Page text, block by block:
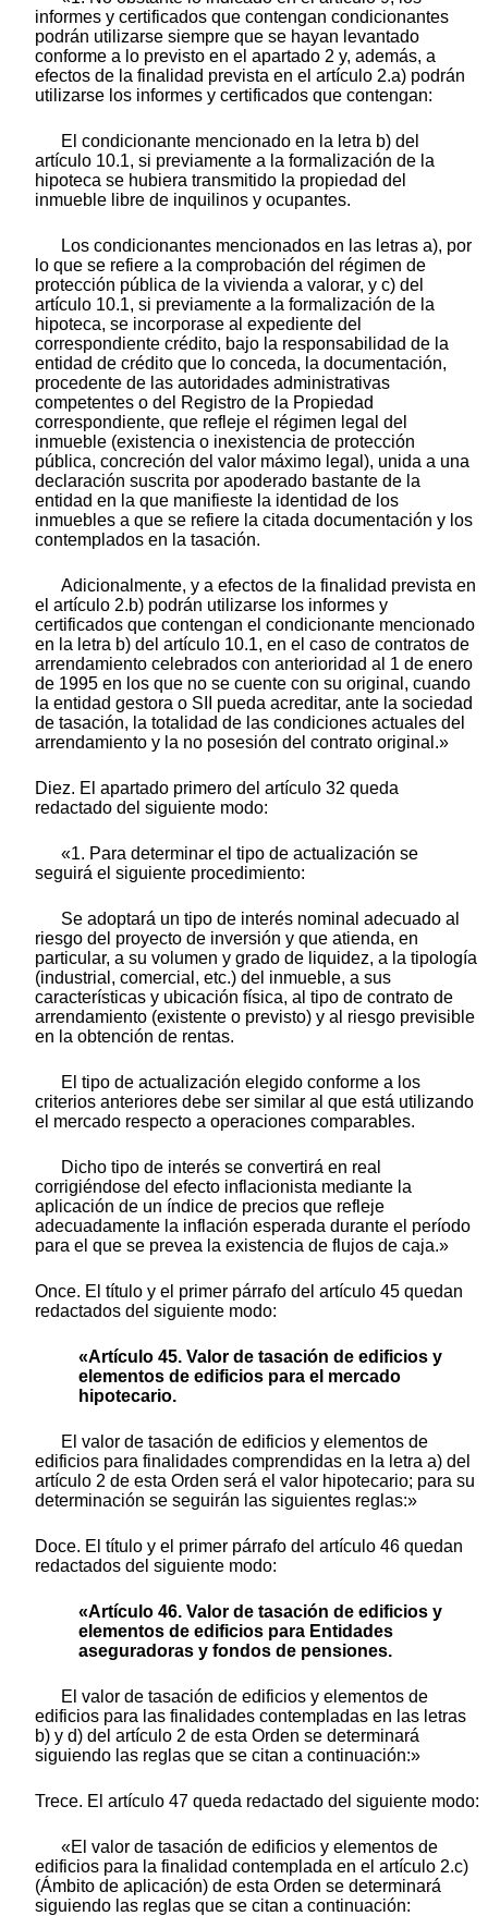
informes y certificados que contengan condicionantes
podrán utilizarse siempre que se hayan levantado
conforme a lo previsto en el apartado 2 y, además, a
efectos de la finalidad prevista en el artículo 2.a) podrán
utilizarse los informes y certificados que contengan:
El condicionante mencionado en la letra b) del
artículo 10.1, si previamente a la formalización de la
hipoteca se hubiera transmitido la propiedad del
inmueble libre de inquilinos y ocupantes.
Los condicionantes mencionados en las letras a), por
lo que se refiere a la comprobación del régimen de
protección pública de la vivienda a valorar, y c) del
artículo 10.1, si previamente a la formalización de la
hipoteca, se incorporase al expediente del
correspondiente crédito, bajo la responsabilidad de la
entidad de crédito que lo conceda, la documentación,
procedente de las autoridades administrativas
competentes o del Registro de la Propiedad
correspondiente, que refleje el régimen legal del
inmueble (existencia o inexistencia de protección
pública, concreción del valor máximo legal), unida a una
declaración suscrita por apoderado bastante de la
entidad en la que manifieste la identidad de los
inmuebles a que se refiere la citada documentación y los
contemplados en la tasación.
Adicionalmente, y a efectos de la finalidad prevista en
el artículo 2.b) podrán utilizarse los informes y
certificados que contengan el condicionante mencionado
en la letra b) del artículo 10.1, en el caso de contratos de
arrendamiento celebrados con anterioridad al 1 de enero
de 1995 en los que no se cuente con su original, cuando
la entidad gestora o SII pueda acreditar, ante la sociedad
de tasación, la totalidad de las condiciones actuales del
arrendamiento y la no posesión del contrato original.»
Diez. El apartado primero del artículo 32 queda
redactado del siguiente modo:
«1. Para determinar el tipo de actualización se
seguirá el siguiente procedimiento:
Se adoptará un tipo de interés nominal adecuado al
riesgo del proyecto de inversión y que atienda, en
particular, a su volumen y grado de liquidez, a la tipología
(industrial, comercial, etc.) del inmueble, a sus
características y ubicación física, al tipo de contrato de
arrendamiento (existente o previsto) y al riesgo previsible
en la obtención de rentas.
El tipo de actualización elegido conforme a los
criterios anteriores debe ser similar al que está utilizando
el mercado respecto a operaciones comparables.
Dicho tipo de interés se convertirá en real
corrigiéndose del efecto inflacionista mediante la
aplicación de un índice de precios que refleje
adecuadamente la inflación esperada durante el período
para el que se prevea la existencia de flujos de caja.»
Once. El título y el primer párrafo del artículo 45 quedan
redactados del siguiente modo:
«Artículo 45. Valor de tasación de edificios y
elementos de edificios para el mercado
hipotecario.
El valor de tasación de edificios y elementos de
edificios para finalidades comprendidas en la letra a) del
artículo 2 de esta Orden será el valor hipotecario; para su
determinación se seguirán las siguientes reglas:»
Doce. El título y el primer párrafo del artículo 46 quedan
redactados del siguiente modo:
«Artículo 46. Valor de tasación de edificios y
elementos de edificios para Entidades
aseguradoras y fondos de pensiones.
El valor de tasación de edificios y elementos de
edificios para las finalidades contempladas en las letras
b) y d) del artículo 2 de esta Orden se determinará
siguiendo las reglas que se citan a continuación:»
Trece. El artículo 47 queda redactado del siguiente modo:
«El valor de tasación de edificios y elementos de
edificios para la finalidad contemplada en el artículo 2.c)
(Ámbito de aplicación) de esta Orden se determinará
siguiendo las reglas que se citan a continuación: